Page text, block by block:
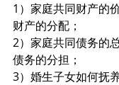
1）家庭共同财产的
财产的分配；
2）家庭共同债务的
债务的分担；
3）婚生子女如何抚